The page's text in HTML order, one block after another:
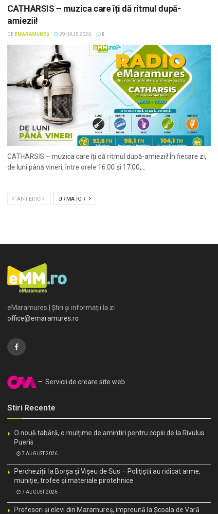
CATHARSIS – muzica care îți dă ritmul după-
amiezii!
DE EMARAMUREȘ 29 IULIE 2026 0
CATHARSIS – muzica care îți dă ritmul după-amiezii! În fiecare zi,
de luni până vineri, între orele 16:00 și 17:00,...
ANTERIOR URMATOR
eMaramures | Știri și informații la zi
office@emaramures.ro
– Servicii de creare site web
Stiri Recente
O nouă tabără, o mulțime de amintiri pentru copiii de la Rivulus
Pueris
7 AUGUST 2026
Percheziții la Borșa și Vișeu de Sus – Polițiștii au ridicat arme,
muniție, trofee și materiale pirotehnice
7 AUGUST 2026
Profesori și elevi din Maramureș, împreună la Școala de Vară